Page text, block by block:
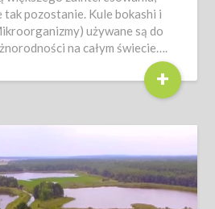
tak pozostanie. Kule bokashi i
używane są do
na całym świecie….
+